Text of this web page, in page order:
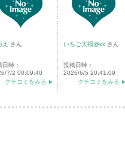
え さん
日時：
7/2 00:09:40
クチコミをみる
いちご大福@xx さん
投稿日時：
2026/6/5 20:41:09
クチコミをみる